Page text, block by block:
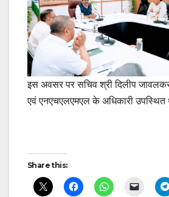
इस अवसर पर सचिव श्री दिलीप जावलकर,
एवं एनएचएलएमएल के अधिकारी उपस्थित
Post
navigation
Share this: